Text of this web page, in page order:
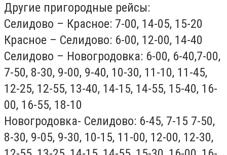
Другие пригородные рейсы:
Селидово – Красное: 7-00, 14-05, 15-20
Красное – Селидово: 6-00, 12-00, 14-40
Селидово – Новогродовка: 6-00, 6-40,7-00,
7-50, 8-30, 9-00, 9-40, 10-30, 11-10, 11-45,
12-25, 12-55, 13-40, 14-15, 14-55, 15-40, 16-
00, 16-55, 18-10
Новогродовка- Селидово: 6-45, 7-15 7-50,
8-30, 9-05, 9-30, 10-15, 11-00, 12-00, 12-30,